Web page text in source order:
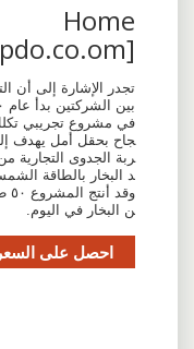
Home
تجدر الإشارة إلى أن
في مشروع تجريبي
جاح بحقل أمل يهدف
ربة الجدوى التجارية
د البخار بالطاقة
وقد
ن البخار في اليوم.
احصل على السعر